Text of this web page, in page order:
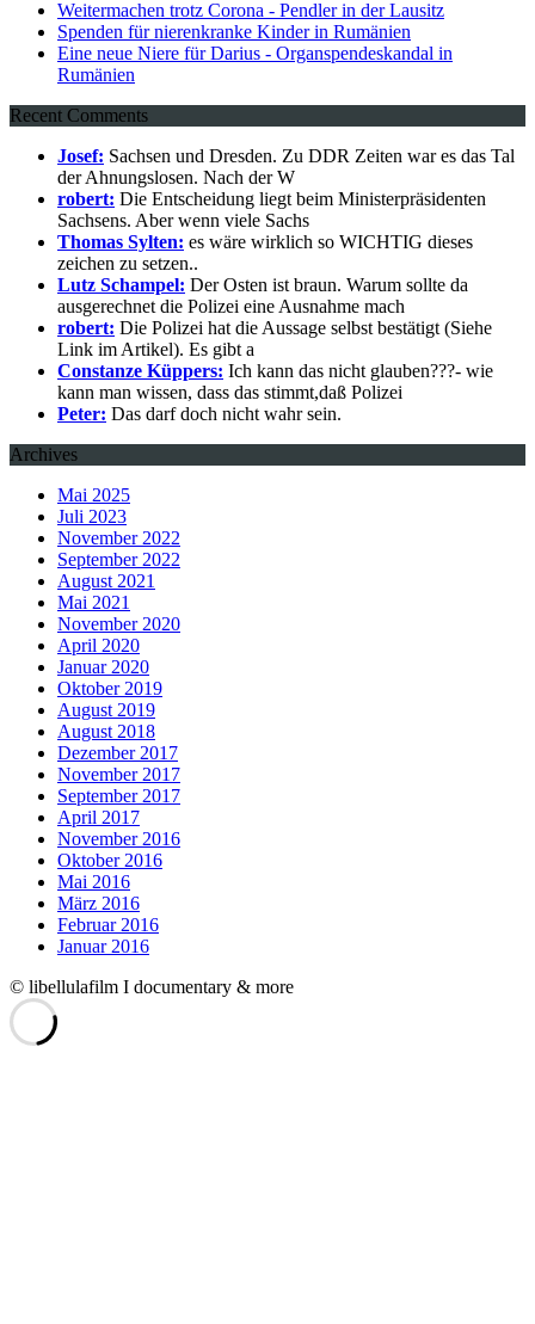
Weitermachen trotz Corona - Pendler in der Lausitz
Spenden für nierenkranke Kinder in Rumänien
Eine neue Niere für Darius - Organspendeskandal in
Rumänien
Recent Comments
Josef: Sachsen und Dresden. Zu DDR Zeiten war es das Tal
der Ahnungslosen. Nach der W
robert: Die Entscheidung liegt beim Ministerpräsidenten
Sachsens. Aber wenn viele Sachs
Thomas Sylten: es wäre wirklich so WICHTIG dieses
zeichen zu setzen..
Lutz Schampel: Der Osten ist braun. Warum sollte da
ausgerechnet die Polizei eine Ausnahme mach
robert: Die Polizei hat die Aussage selbst bestätigt (Siehe
Link im Artikel). Es gibt a
Constanze Küppers: Ich kann das nicht glauben???- wie
kann man wissen, dass das stimmt,daß Polizei
Peter: Das darf doch nicht wahr sein.
Archives
Mai 2025
Juli 2023
November 2022
September 2022
August 2021
Mai 2021
November 2020
April 2020
Januar 2020
Oktober 2019
August 2019
August 2018
Dezember 2017
November 2017
September 2017
April 2017
November 2016
Oktober 2016
Mai 2016
März 2016
Februar 2016
Januar 2016
© libellulafilm I documentary & more